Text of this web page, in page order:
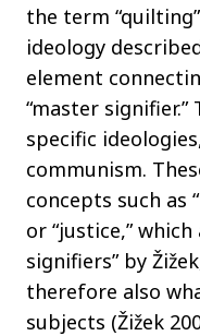
the term
ideology
element
“master signifier.”
specific
communism.
concepts such as
or “justice,”
signifiers” by
therefore also
subjects (Žižek